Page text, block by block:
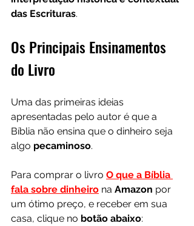
das Escrituras.
Os Principais Ensinamentos
do Livro
Uma das primeiras ideias
apresentadas pelo autor é que a
Bíblia não ensina que o dinheiro seja
algo pecaminoso.
Para comprar o livro O que a Bíblia
fala sobre dinheiro na Amazon por
um ótimo preço, e receber em sua
casa, clique no botão abaixo: